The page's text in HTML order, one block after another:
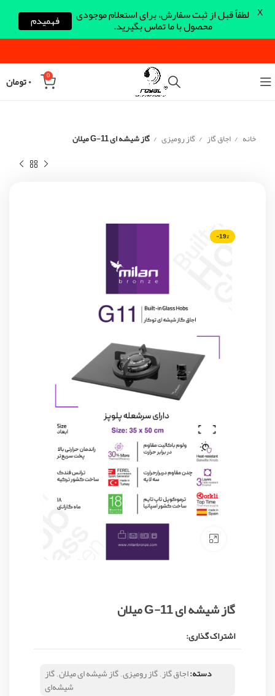
0 ۰تومان
خانه اجاق گاز گاز رومیزی گاز شیشه ای G-11 میلان
-19%
Click to enlarge
گاز شیشه ای G-11 میلان
اشتراک گذاری:
دسته:اجاق گاز,گاز رومیزی,گاز شیشه ای میلان,گاز
شیشه‌ای
لطفاً قبل از ثبت سفارش، برای استعلام موجودی
محصول با ما تماس بگیرید. فهمیدم X